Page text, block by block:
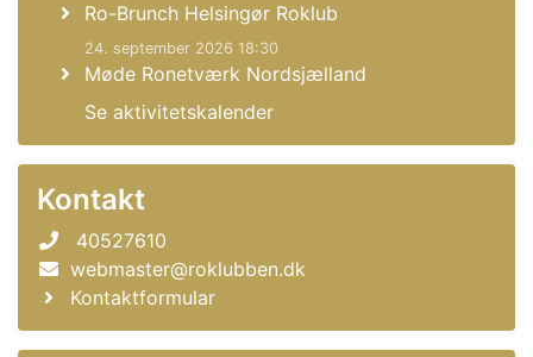
Ro-Brunch Helsingør Roklub
24. september 2026 18:30
Møde Ronetværk Nordsjælland
Se aktivitetskalender
Kontakt
40527610
webmaster@roklubben.dk
Kontaktformular